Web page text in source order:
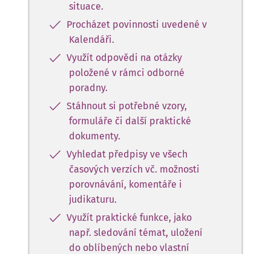
situace.
Procházet povinnosti uvedené v
Kalendáři.
Využít odpovědi na otázky
položené v rámci odborné
poradny.
Stáhnout si potřebné vzory,
formuláře či další praktické
dokumenty.
Vyhledat předpisy ve všech
časových verzích vč. možnosti
porovnávání, komentáře i
judikaturu.
Využít praktické funkce, jako
např. sledování témat, uložení
do oblíbených nebo vlastní